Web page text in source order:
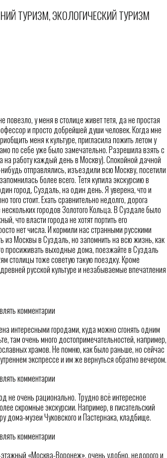
ТУРИЗМ, ЭКОЛОГИЧЕСКИЙ ТУРИЗМ
у меня в столице живет тетя, да не простая
и просто добрейшей души человек. Когда мне
меня к культуре, пригласила пожить летом у
по себе уже было замечательно. Разрешила взять с
на работу каждый день в Москву). Спокойной дачной
отправлялись, изъездили всю Москву, посетили
более всего. Тетя купила экскурсию в
город, Суздаль, на один день. Я уверена, что и
того стоит. Ехать сравнительно недолго, дорога
городов Золотого Кольца. В Суздале было
что власти города не хотят портить его
нет числа. И кормили нас странными русскими
Москвы в Суздаль, но запомнить на всю жизнь, как
просиживать выходные дома, поезжайте в Суздаль
столицы тоже советую такую поездку. Кроме
русской культуре и незабываемые впечатления
комментарии
интересными городами, куда можно сгонять одним
там очень много достопримечательностей, например,
храмов. Не помню, как было раньше, но сейчас
экспрессе и им же вернуться обратно вечером.
комментарии
не очень рационально. Трудно всё интересное
скромные экскурсии. Например, в писательский
дома-музеи Чуковского и Пастернака, кладбище.
комментарии
«Москва-Воронеж», очень удобно, недорого и